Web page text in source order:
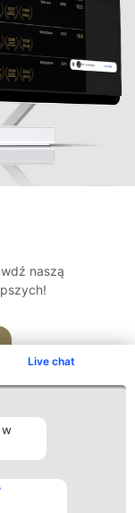
Live chat
w
naszą